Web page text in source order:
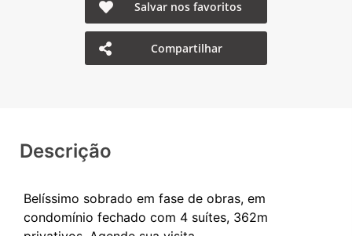
Salvar nos favoritos
Compartilhar
Descrição
Belíssimo sobrado em fase de obras, em
condomínio fechado com 4 suítes, 362m